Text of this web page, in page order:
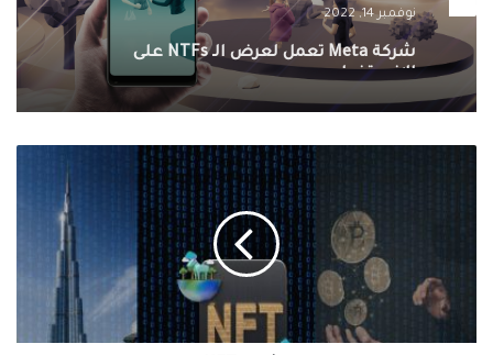
نوفمبر 14, 2022
الانستغرام